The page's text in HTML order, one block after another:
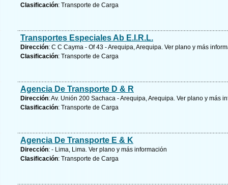
Clasificación: Transporte de Carga
Transportes Especiales Ab E.I.R.L.
Dirección: C C Cayma - Of 43 - Arequipa, Arequipa. Ver plano y más
Clasificación: Transporte de Carga
Agencia De Transporte D & R
Dirección: Av. Unión 200 Sachaca - Arequipa, Arequipa. Ver plano y más
Clasificación: Transporte de Carga
Agencia De Transporte E & K
Dirección: - Lima, Lima. Ver plano y más información
Clasificación: Transporte de Carga